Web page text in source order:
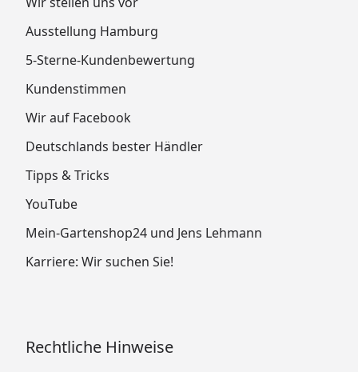
Ausstellung Hamburg
5-Sterne-Kundenbewertung
Kundenstimmen
Wir auf Facebook
Deutschlands bester Händler
Tipps & Tricks
YouTube
Mein-Gartenshop24 und Jens Lehmann
Karriere: Wir suchen Sie!
Rechtliche Hinweise